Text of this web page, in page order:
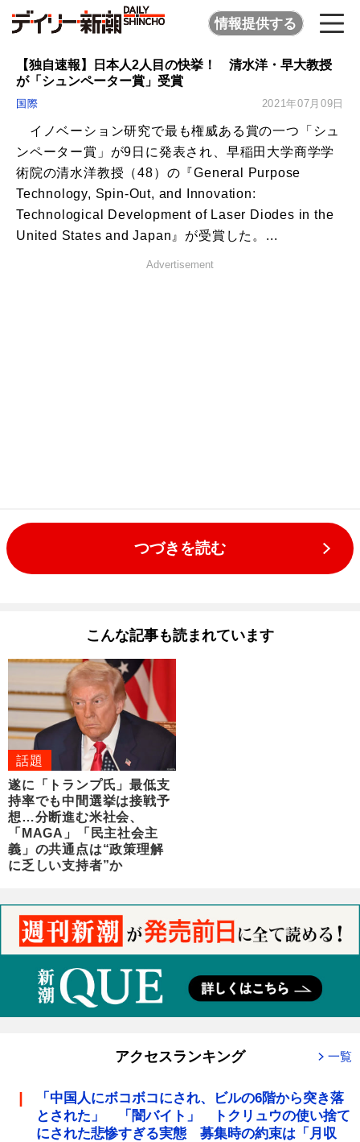
情報提供する
【独自速報】日本人2人目の快挙！ 清水洋・早大教授
が「シュンペーター賞」受賞
国際 2021年07月09日
イノベーション研究で最も権威ある賞の一つ「シュ
ンペーター賞」が9日に発表され、早稲田大学商学学
術院の清水洋教授（48）の『General Purpose
Technology, Spin-Out, and Innovation:
Technological Development of Laser Diodes in the
United States and Japan』が受賞した。...
Advertisement
つづきを読む
こんな記事も読まれています
話題
遂に「トランプ氏」最低支
持率でも中間選挙は接戦予
想…分断進む米社会、
「MAGA」「民主社会主
義」の共通点は“政策理解
に乏しい支持者”か
アクセスランキング 一覧
「中国人にボコボコにされ、ビルの6階から突き落
とされた」 「闇バイト」 トクリュウの使い捨て
にされた悲惨すぎる実態 募集時の約束は「月収